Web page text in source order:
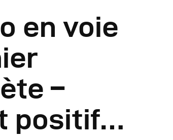
Officiels
Ministres
De
Sous-
en voie
–
positif…